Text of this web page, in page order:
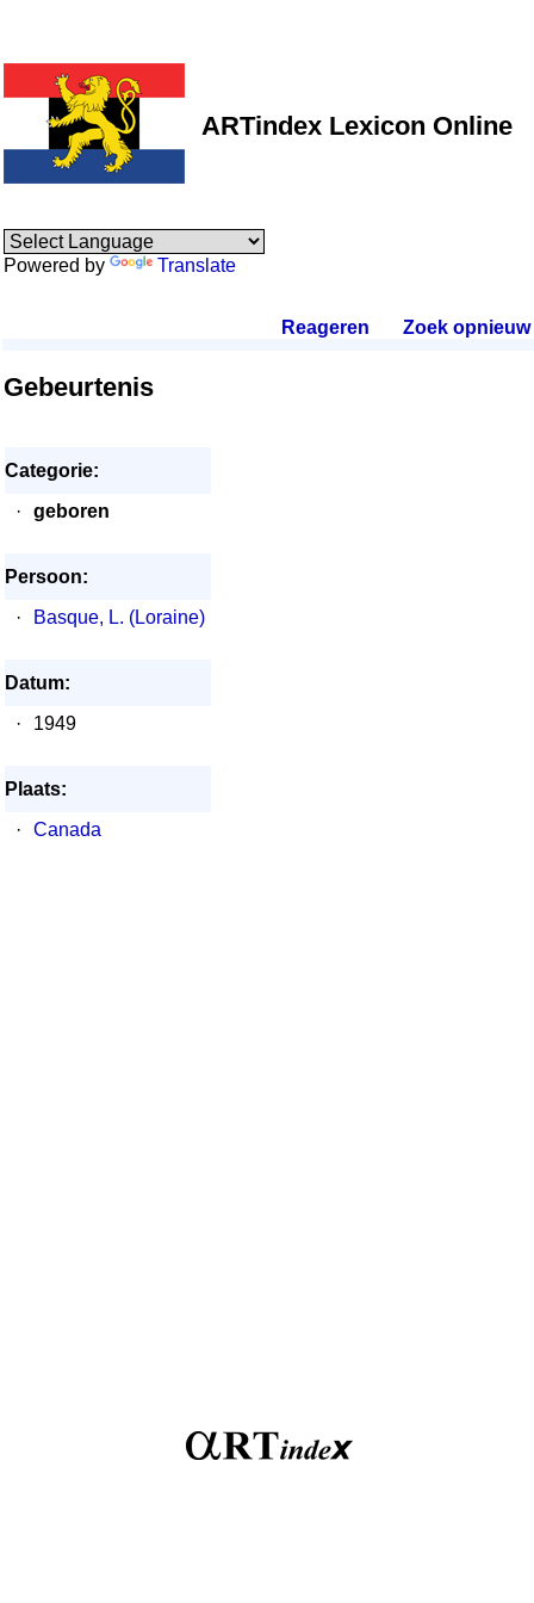
ARTindex Lexicon Online
Powered by Translate
Reageren Zoek opnieuw.
Gebeurtenis
Categorie:
·
geboren
Persoon:
·
Basque, L. (Loraine)
Datum:
·
1949
Plaats:
·
Canada